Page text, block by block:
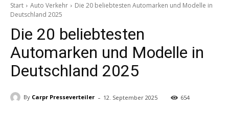
Start Auto Verkehr
Die 20 beliebtesten Automarken und Modelle in
Deutschland 2025
Die 20 beliebtesten
Automarken und Modelle in
Deutschland 2025
By Carpr Presseverteiler - 12. September 2025 654